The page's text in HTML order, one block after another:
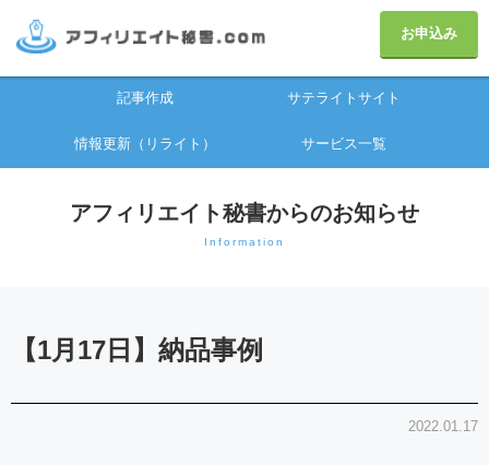
お申込み
記事作成 サテライトサイト
情報更新（リライト） サービス一覧
アフィリエイト秘書からのお知らせ
Information
【1月17日】納品事例
2022.01.17